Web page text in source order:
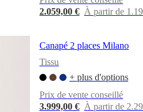
2.059,00 € À partir de
Canapé 2 places Milano
Tissu
+ plus d'options
Prix de vente conseillé
3.999,00 € À partir de